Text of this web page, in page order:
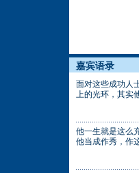
嘉宾语录
面对这些成功人
上的光环，其实
他一生就是这么
他当成作秀，作